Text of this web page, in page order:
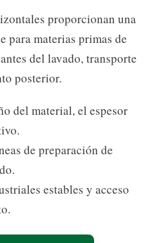
proporcionan una
para materias primas de
del lavado, transporte
posterior.
del material, el espesor
de preparación de
estables y acceso